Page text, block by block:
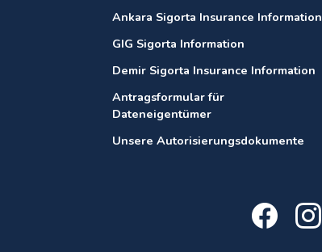
Ankara Sigorta Insurance Information
GIG Sigorta Information
Demir Sigorta Insurance Information
Antragsformular für
Dateneigentümer
Unsere Autorisierungsdokumente